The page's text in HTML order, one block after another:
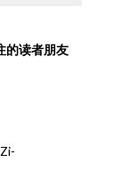
的读者朋友